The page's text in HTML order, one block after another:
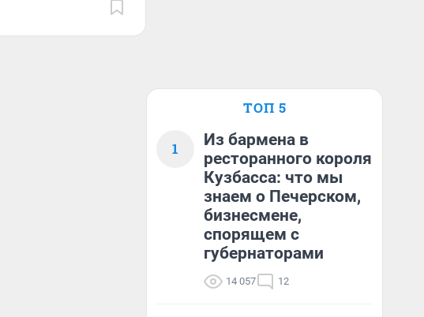
ТОП 5
1
Из бармена в
ресторанного короля
Кузбасса: что мы
знаем о Печерском,
бизнесмене,
спорящем с
губернаторами
14 057 12